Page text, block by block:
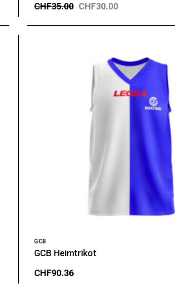
CHF35.00 CHF30.00
GCB
GCB Heimtrikot
CHF90.36